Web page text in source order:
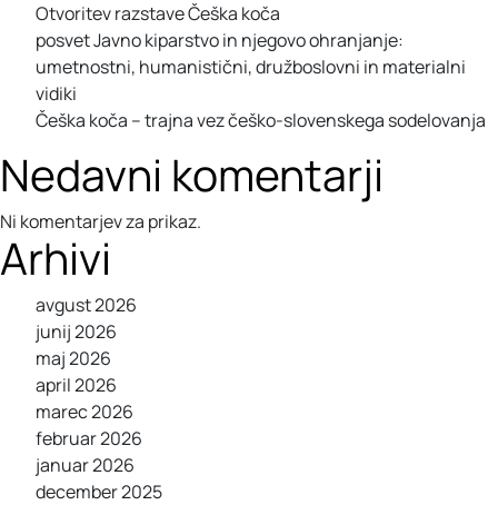
Otvoritev razstave Češka koča
posvet Javno kiparstvo in njegovo ohranjanje:
umetnostni, humanistični, družboslovni in materialni
vidiki
Češka koča – trajna vez češko-slovenskega sodelovanja
Nedavni komentarji
Ni komentarjev za prikaz.
Arhivi
avgust 2026
junij 2026
maj 2026
april 2026
marec 2026
februar 2026
januar 2026
december 2025